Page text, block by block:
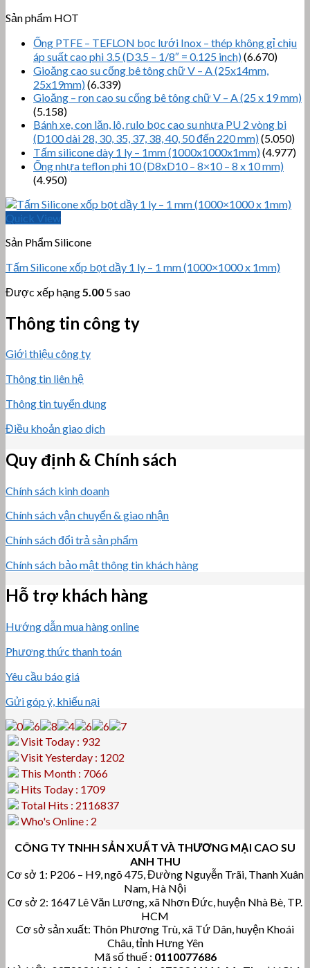
Sản phẩm HOT
Ống PTFE – TEFLON bọc lưới Inox – thép không gỉ chịu
áp suất cao phi 3.5 (D3.5 – 1/8″ = 0.125 inch)(6.670)
Gioăng cao su cống bê tông chữ V – A (25x14mm,
25x19mm)(6.339)
Gioăng – ron cao su cống bê tông chữ V – A (25 x 19 mm)
(5.158)
Bánh xe, con lăn, lô, rulo bọc cao su nhựa PU 2 vòng bi
(D100 dài 28, 30, 35, 37, 38, 40, 50 đến 220 mm)(5.050)
Tấm silicone dày 1 ly – 1mm (1000x1000x1mm)(4.977)
Ống nhựa teflon phi 10 (D8xD10 – 8×10 – 8 x 10 mm)
(4.950)
Quick View
Sản Phẩm Silicone
Tấm Silicone xốp bọt dầy 1 ly – 1 mm (1000×1000 x 1mm)
Được xếp hạng5.00 5 sao
Thông tin công ty
Giới thiệu công ty
Thông tin liên hệ
Thông tin tuyển dụng
Điều khoản giao dịch
Quy định & Chính sách
Chính sách kinh doanh
Chính sách vận chuyển & giao nhận
Chính sách đổi trả sản phẩm
Chính sách bảo mật thông tin khách hàng
Hỗ trợ khách hàng
Hướng dẫn mua hàng online
Phương thức thanh toán
Yêu cầu báo giá
Gửi góp ý, khiếu nại
Visit Today : 932
Visit Yesterday : 1202
This Month : 7066
Hits Today : 1709
Total Hits : 2116837
Who's Online : 2
CÔNG TY TNHH SẢN XUẤT VÀ THƯƠNG MẠI CAO SU
ANH THU
Cơ sở 1: P206 – H9, ngõ 475, Đường Nguyễn Trãi, Thanh Xuân
Nam, Hà Nội
Cơ sở 2: 1647 Lê Văn Lương, xã Nhơn Đức, huyện Nhà Bè, TP.
HCM
Cơ sở sản xuất: Thôn Phương Trù, xã Tứ Dân, huyện Khoái
Châu, tỉnh Hưng Yên
Mã số thuế : 0110077686